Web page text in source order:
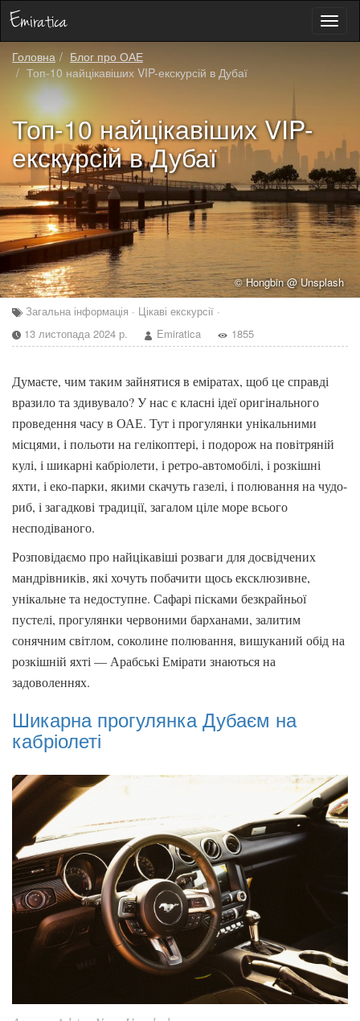
Головна
Блог про ОАЕ
Топ-10 найцікавіших VIP-екскурсій в Дубаї
Топ-10 найцікавіших VIP-
екскурсій в Дубаї
© Hongbin @ Unsplash
Загальна інформація · Цікаві екскурсії ·
13 листопада 2024 р.
Emiratica 1855
Думаєте, чим таким зайнятися в еміратах, щоб це справді
вразило та здивувало? У нас є класні ідеї оригінального
проведення часу в ОАЕ. Тут і прогулянки унікальними
місцями, і польоти на гелікоптері, і подорож на повітряній
кулі, і шикарні кабріолети, і ретро-автомобілі, і розкішні
яхти, і еко-парки, якими скачуть газелі, і полювання на чудо-
риб, і загадкові традиції, загалом ціле море всього
несподіваного.
Розповідаємо про найцікавіші розваги для досвідчених
мандрівників, які хочуть побачити щось ексклюзивне,
унікальне та недоступне. Сафарі пісками безкрайньої
пустелі, прогулянки червоними барханами, залитим
сонячним світлом, соколине полювання, вишуканий обід на
розкішній яхті — Арабські Емірати знаються на
задоволеннях.
Шикарна прогулянка Дубаєм на
кабріолеті